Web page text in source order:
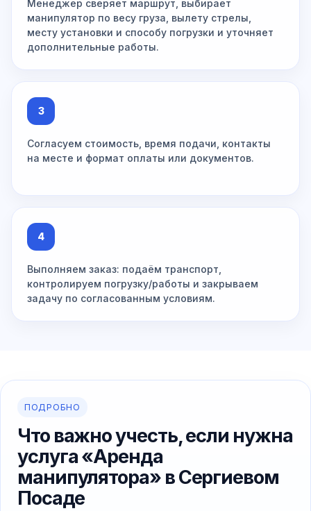
Менеджер сверяет маршрут, выбирает
манипулятор по весу груза, вылету стрелы,
месту установки и способу погрузки и уточняет
дополнительные работы.
3
Согласуем стоимость, время подачи, контакты
на месте и формат оплаты или документов.
4
Выполняем заказ: подаём транспорт,
контролируем погрузку/работы и закрываем
задачу по согласованным условиям.
ПОДРОБНО
Что важно учесть, если нужна
услуга «Аренда
манипулятора» в Сергиевом
Посаде